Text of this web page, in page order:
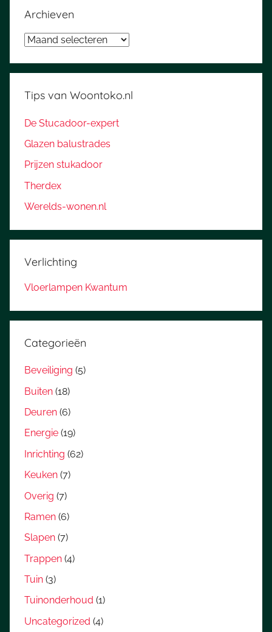
Archieven
Archieven
Tips van Woontoko.nl
De Stucadoor-expert
Glazen balustrades
Prijzen stukadoor
Therdex
Werelds-wonen.nl
Verlichting
Vloerlampen Kwantum
Categorieën
Beveiliging (5)
Buiten (18)
Deuren (6)
Energie (19)
Inrichting (62)
Keuken (7)
Overig (7)
Ramen (6)
Slapen (7)
Trappen (4)
Tuin (3)
Tuinonderhoud (1)
Uncategorized (4)